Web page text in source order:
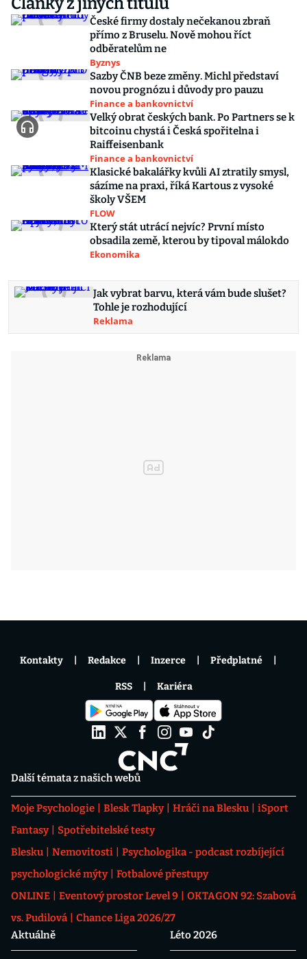
České firmy dostaly nečekanou zbraň
přímo z Bruselu. Nově mohou říct
odběratelům ne
Byznys
Sazby ČNB beze změny. Michl představí
novou prognózu i důvody pro pauzu
Finance a bankovnictví
Velký obrat českých bank. Po Partners se k
bitcoinu chystá i Česká spořitelna i
Raiffeisenbank
Finance a bankovnictví
Klasické bakalářky kvůli AI ztratily smysl,
sázíme na praxi, říká Kartous z vysoké
školy VŠEM
FLOW
Který stát utrácí nejvíc? První místo
obsadila země, kterou by tipoval málokdo
Ekonomika
Jak vybrat barvu, která vám bude slušet?
Tohle je rozhodující
Reklama
Další témata z našich webů
Moje Psychologie Blesk Tlapky Hráči na Blesku
iSport
Fantasy
Spotřebitelské testy
Blesku
Nemovitosti
Psychologika - podcast rozbíjející
psychologické mýty
Fotbalové přestupy
ONLINE
Eventový prostor Level 9
OKTAGON 92: Szabová
vs. Pudilová
Chance Liga 2026/27
Aktuálně
Léto 2026
Kontakty Redakce Inzerce Předplatné
RSS Kariéra